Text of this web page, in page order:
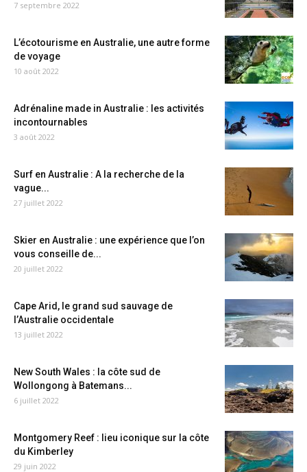
7 septembre 2022
L’écotourisme en Australie, une autre forme
de voyage
10 août 2022
Adrénaline made in Australie : les activités
incontournables
3 août 2022
Surf en Australie : A la recherche de la
vague...
27 juillet 2022
Skier en Australie : une expérience que l’on
vous conseille de...
20 juillet 2022
Cape Arid, le grand sud sauvage de
l’Australie occidentale
13 juillet 2022
New South Wales : la côte sud de
Wollongong à Batemans...
6 juillet 2022
Montgomery Reef : lieu iconique sur la côte
du Kimberley
29 juin 2022